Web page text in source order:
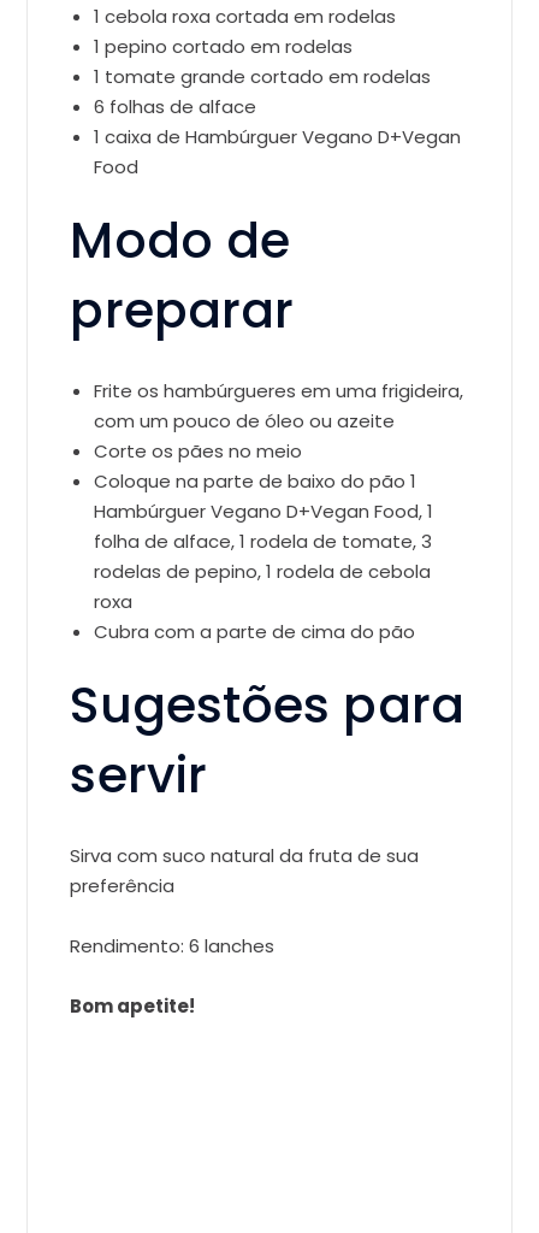
1 cebola roxa cortada em rodelas
1 pepino cortado em rodelas
1 tomate grande cortado em rodelas
6 folhas de alface
1 caixa de Hambúrguer Vegano D+Vegan
Food
Modo de
preparar
Frite os hambúrgueres em uma frigideira,
com um pouco de óleo ou azeite
Corte os pães no meio
Coloque na parte de baixo do pão 1
Hambúrguer Vegano D+Vegan Food, 1
folha de alface, 1 rodela de tomate, 3
rodelas de pepino, 1 rodela de cebola
roxa
Cubra com a parte de cima do pão
Sugestões para
servir
Sirva com suco natural da fruta de sua
preferência
Rendimento: 6 lanches
Bom apetite!